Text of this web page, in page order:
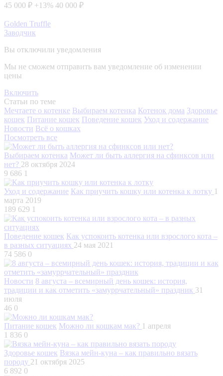
45 000 ₽ +13% 40 000 ₽
Golden Truffle
Заводчик
Вы отключили уведомления
Мы не сможем отправить вам уведомление об изменении
цены
Включить
Статьи по теме
Мечтаете о котенке Выбираем котенка Котенок дома Здоровье
кошек Питание кошек Поведение кошек Уход и содержание
Новости Всё о кошках
Посмотреть все
Выбираем котенка Может ли быть аллергия на сфинксов или
нет? 28 октября 2024
9 686 1
Уход и содержание Как приучить кошку или котенка к лотку 1
марта 2019
189 629 1
Поведение кошек Как успокоить котенка или взрослого кота –
в разных ситуациях 24 мая 2021
74 586 0
Новости 8 августа – всемирный день кошек: история,
традиции и как отметить «замуррчательный» праздник 31
июля
46 0
Питание кошек Можно ли кошкам мак? 1 апреля
1 836 0
Здоровье кошек Вязка мейн-куна – как правильно вязать
породу 21 октября 2025
6 892 0